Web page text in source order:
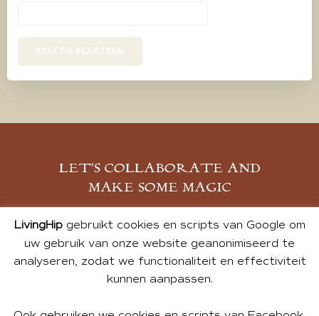
LET’S COLLABORATE AND
MAKE SOME MAGIC
MELD JE AAN
LivingHipgebruikt cookies en scripts van Google om
uw gebruik van onze website geanonimiseerd te
analyseren, zodat we functionaliteit en effectiviteit
kunnen aanpassen.